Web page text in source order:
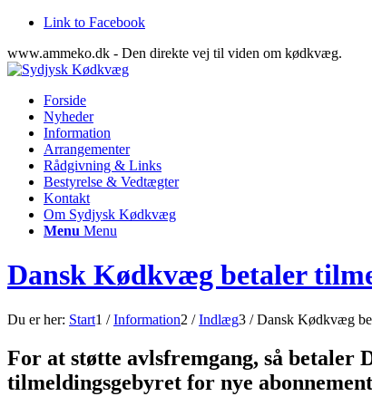
Link to Facebook
www.ammeko.dk - Den direkte vej til viden om kødkvæg.
Forside
Nyheder
Information
Arrangementer
Rådgivning & Links
Bestyrelse & Vedtægter
Kontakt
Om Sydjysk Kødkvæg
Menu Menu
Dansk Kødkvæg betaler
Du er her: Start1 / Information2 / Indlæg3 / Dansk Kødkvæg
For at støtte avlsfremgang, så betaler
tilmeldingsgebyret for nye